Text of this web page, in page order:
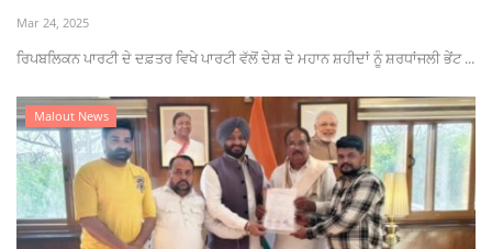
Mar 24, 2025
ਰਿਪਬਲਿਕਨ ਪਾਰਟੀ ਦੇ ਦਫ਼ਤਰ ਵਿਖੇ ਪਾਰਟੀ ਵੱਲੋਂ ਦੇਸ਼ ਦੇ ਮਹਾਨ ਸ਼ਹੀਦਾਂ ਨੂੰ ਸ਼ਰਧਾਂਜਲੀ ਭੇਂਟ ...
Malout News